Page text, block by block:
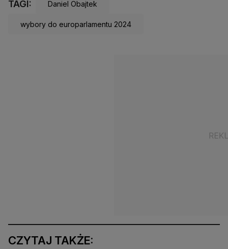
TAGI: Daniel Obajtek
wybory do europarlamentu 2024
CZYTAJ TAKŻE: